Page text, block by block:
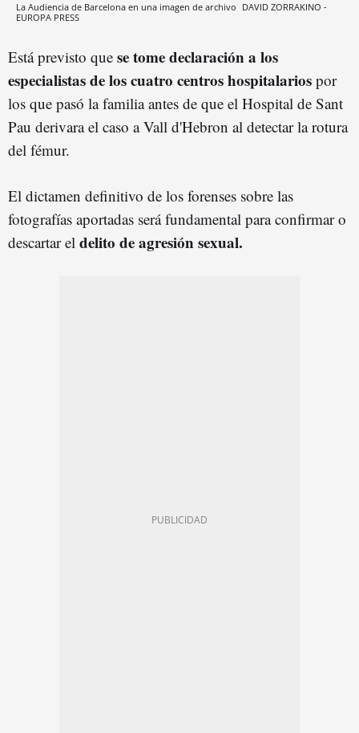
La Audiencia de Barcelona en una imagen de archivo DAVID ZORRAKINO -
EUROPA PRESS
Está previsto que se tome declaración a los
especialistas de los cuatro centros hospitalarios por
los que pasó la familia antes de que el Hospital de Sant
Pau derivara el caso a Vall d'Hebron al detectar la rotura
del fémur.
El dictamen definitivo de los forenses sobre las
fotografías aportadas será fundamental para confirmar o
descartar el delito de agresión sexual.